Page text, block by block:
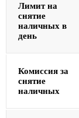
Лимит на
снятие
наличных в
день
Комиссия за
снятие
наличных